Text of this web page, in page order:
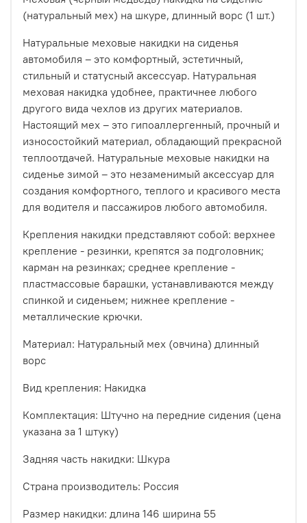
(натуральный мех) на шкуре, длинный ворс (1 шт.)
Натуральные меховые накидки на сиденья
автомобиля – это комфортный, эстетичный,
стильный и статусный аксессуар. Натуральная
меховая накидка удобнее, практичнее любого
другого вида чехлов из других материалов.
Настоящий мех – это гипоаллергенный, прочный и
износостойкий материал, обладающий прекрасной
теплоотдачей. Натуральные меховые накидки на
сиденье зимой – это незаменимый аксессуар для
создания комфортного, теплого и красивого места
для водителя и пассажиров любого автомобиля.
Крепления накидки представляют собой: верхнее
крепление - резинки, крепятся за подголовник;
карман на резинках; среднее крепление -
пластмассовые барашки, устанавливаются между
спинкой и сиденьем; нижнее крепление -
металлические крючки.
Материал: Натуральный мех (овчина) длинный
ворс
Вид крепления: Накидка
Комплектация: Штучно на передние сидения (цена
указана за 1 штуку)
Задняя часть накидки: Шкура
Страна производитель: Россия
Размер накидки: длина 146 ширина 55